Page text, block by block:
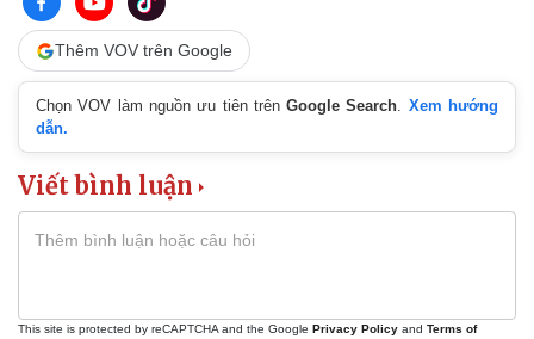
Thêm VOV trên Google
Chọn VOV làm nguồn ưu tiên trênGoogle Search. Xem hướng
dẫn.
Viết bình luận
This site is protected by reCAPTCHA and the Google Privacy Policy and Terms of